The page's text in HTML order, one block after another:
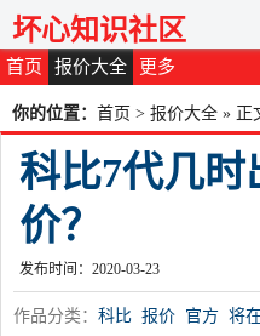
首页 报价大全 更多
坏心知识社区
你的位置： 首页 > 报价大全 » 正
科比7代几
价？
发布时间：2020-03-23
作品分类： 科比 报价 官方 将